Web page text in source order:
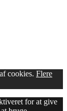
cookies. Flere
for at give